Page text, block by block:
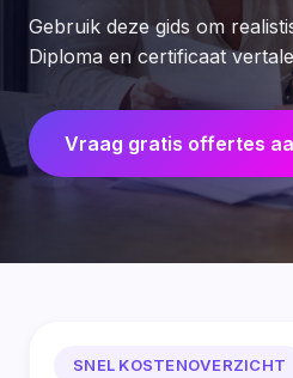
Gebruik deze gids om
Diploma en certificaat
Vraag gratis offertes
SNEL KOSTENOVERZICHT